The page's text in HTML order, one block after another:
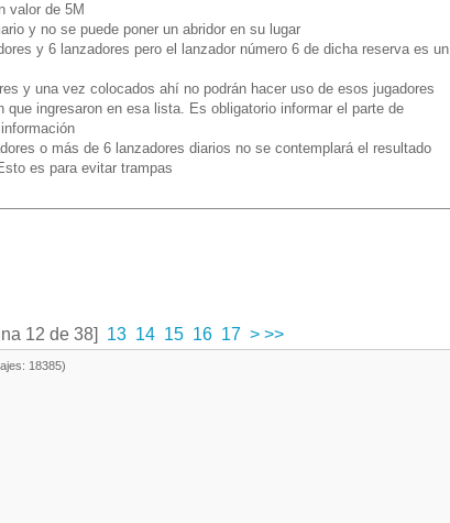
valor de 5M
y no se puede poner un abridor en su lugar
y 6 lanzadores pero el lanzador número 6 de dicha reserva es un
y una vez colocados ahí no podrán hacer uso de esos jugadores
ingresaron en esa lista. Es obligatorio informar el parte de
o más de 6 lanzadores diarios no se contemplará el resultado
es para evitar trampas
12 de 38] 13 14 15 16 17 >>>
18385)